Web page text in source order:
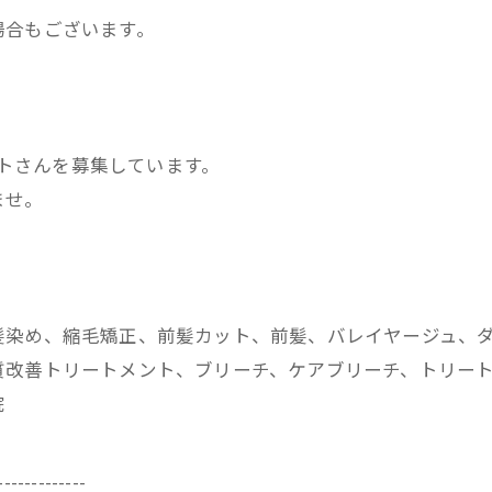
もございます。
んを募集しています。
。
め、縮毛矯正、前髪カット、前髪、バレイヤージュ、
善トリートメント、ブリーチ、ケアブリーチ、トリー